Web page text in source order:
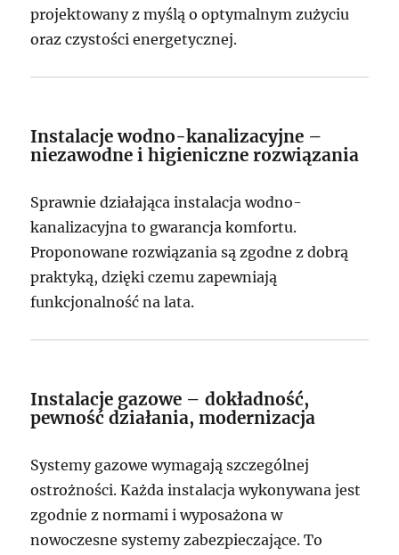
projektowany z myślą o optymalnym zużyciu
oraz czystości energetycznej.
Instalacje wodno-kanalizacyjne –
niezawodne i higieniczne rozwiązania
Sprawnie działająca instalacja wodno-
kanalizacyjna to gwarancja komfortu.
Proponowane rozwiązania są zgodne z dobrą
praktyką, dzięki czemu zapewniają
funkcjonalność na lata.
Instalacje gazowe – dokładność,
pewność działania, modernizacja
Systemy gazowe wymagają szczególnej
ostrożności. Każda instalacja wykonywana jest
zgodnie z normami i wyposażona w
nowoczesne systemy zabezpieczające. To